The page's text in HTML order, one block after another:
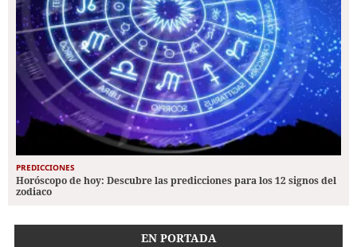
PREDICCIONES
Horóscopo de hoy: Descubre las predicciones para los 12 signos del
zodiaco
EN PORTADA